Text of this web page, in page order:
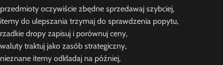
przedmioty oczywiście zbędne sprzedawaj szybciej,
itemy do ulepszania trzymaj do sprawdzenia popytu,
rzadkie dropy zapisuj i porównuj ceny,
waluty traktuj jako zasób strategiczny,
nieznane itemy odkładaj na później,